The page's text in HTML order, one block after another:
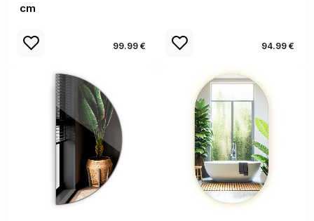
cm
99.99 € 94.99 €